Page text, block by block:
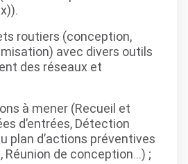
routiers (conception,
avec divers outils
des réseaux et
à mener (Recueil et
d’entrées, Détection
plan d’actions préventives
de conception…) ;